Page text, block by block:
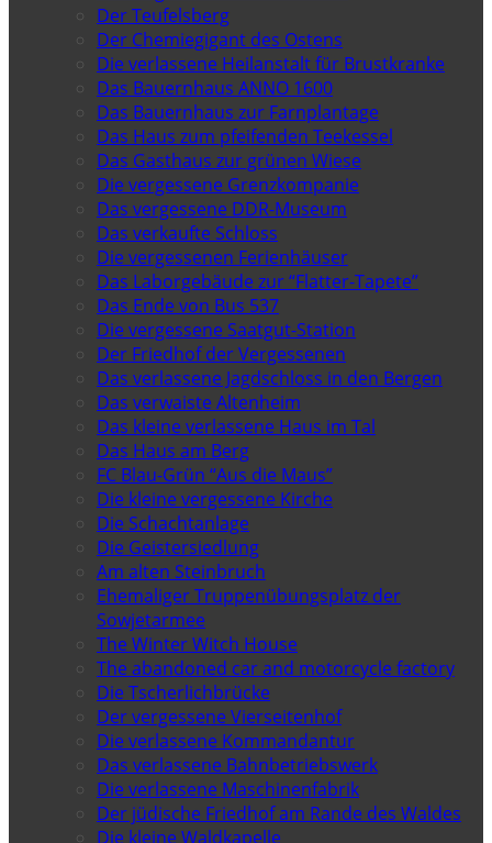
Der Teufelsberg
Der Chemiegigant des Ostens
Die verlassene Heilanstalt für Brustkranke
Das Bauernhaus ANNO 1600
Das Bauernhaus zur Farnplantage
Das Haus zum pfeifenden Teekessel
Das Gasthaus zur grünen Wiese
Die vergessene Grenzkompanie
Das vergessene DDR-Museum
Das verkaufte Schloss
Die vergessenen Ferienhäuser
Das Laborgebäude zur “Flatter-Tapete”
Das Ende von Bus 537
Die vergessene Saatgut-Station
Der Friedhof der Vergessenen
Das verlassene Jagdschloss in den Bergen
Das verwaiste Altenheim
Das kleine verlassene Haus im Tal
Das Haus am Berg
FC Blau-Grün “Aus die Maus”
Die kleine vergessene Kirche
Die Schachtanlage
Die Geistersiedlung
Am alten Steinbruch
Ehemaliger Truppenübungsplatz der
Sowjetarmee
The Winter Witch House
The abandoned car and motorcycle factory
Die Tscherlichbrücke
Der vergessene Vierseitenhof
Die verlassene Kommandantur
Das verlassene Bahnbetriebswerk
Die verlassene Maschinenfabrik
Der jüdische Friedhof am Rande des Waldes
Die kleine Waldkapelle